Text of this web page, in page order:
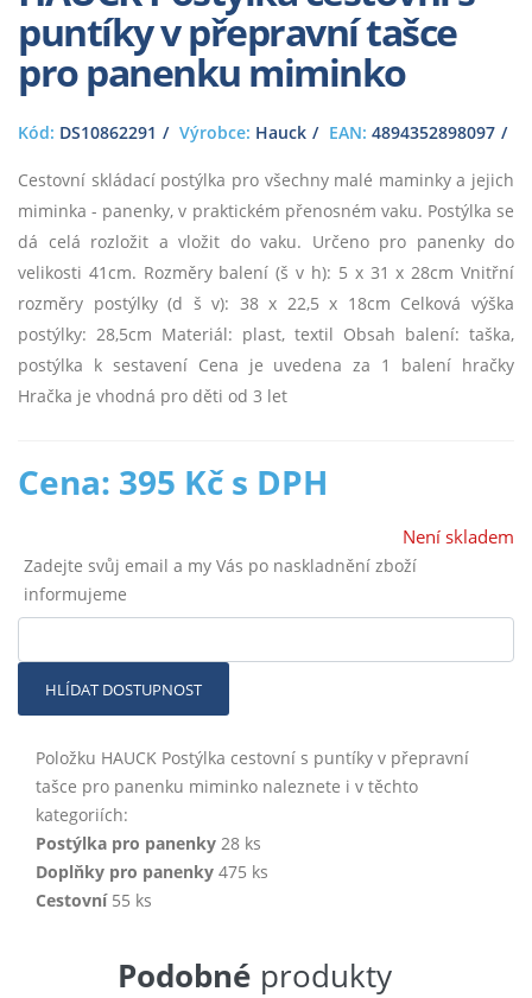
puntíky v přepravní tašce
pro panenku miminko
Kód: DS10862291 Výrobce: Hauck EAN: 4894352898097
Cestovní skládací postýlka pro všechny malé maminky a jejich
miminka - panenky, v praktickém přenosném vaku. Postýlka se
dá celá rozložit a vložit do vaku. Určeno pro panenky do
velikosti 41cm. Rozměry balení (š v h): 5 x 31 x 28cm Vnitřní
rozměry postýlky (d š v): 38 x 22,5 x 18cm Celková výška
postýlky: 28,5cm Materiál: plast, textil Obsah balení: taška,
postýlka k sestavení Cena je uvedena za 1 balení hračky
Hračka je vhodná pro děti od 3 let
Cena: 395 Kč s DPH
Není skladem
Zadejte svůj email a my Vás po naskladnění zboží
informujeme
HLÍDAT DOSTUPNOST
Položku HAUCK Postýlka cestovní s puntíky v přepravní
tašce pro panenku miminko naleznete i v těchto
kategoriích:
Postýlka pro panenky 28 ks
Doplňky pro panenky 475 ks
Cestovní55 ks
Podobné produkty